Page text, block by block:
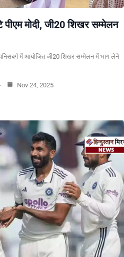
पीएम मोदी, जी20 शिखर सम्मेलन
में आयोजित जी20 शिखर सम्मेलन में भाग लेने
Nov 24, 2025